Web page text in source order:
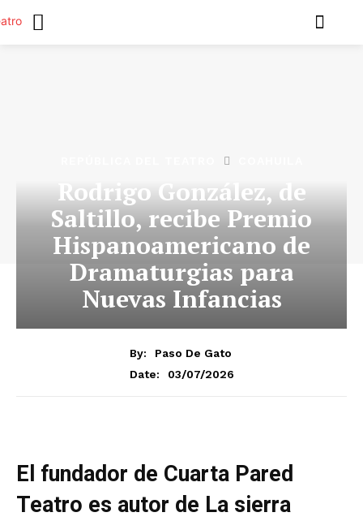
Rodrigo González, de
Saltillo, recibe Premio
Hispanoamericano de
Dramaturgias para
Nuevas Infancias
By:
Paso De Gato
Date:
03/07/2026
El fundador de Cuarta Pared
Teatro es autor de La sierra